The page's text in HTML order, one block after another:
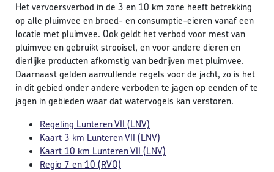
Het vervoersverbod in de 3 en 10 km zone heeft betrekking
op alle pluimvee en broed- en consumptie-eieren vanaf een
locatie met pluimvee. Ook geldt het verbod voor mest van
pluimvee en gebruikt strooisel, en voor andere dieren en
dierlijke producten afkomstig van bedrijven met pluimvee.
Daarnaast gelden aanvullende regels voor de jacht, zo is het
in dit gebied onder andere verboden te jagen op eenden of te
jagen in gebieden waar dat watervogels kan verstoren.
Regeling Lunteren VII (LNV)
Kaart 3 km Lunteren VII (LNV)
Kaart 10 km Lunteren VII (LNV)
Regio 7 en 10 (RVO)